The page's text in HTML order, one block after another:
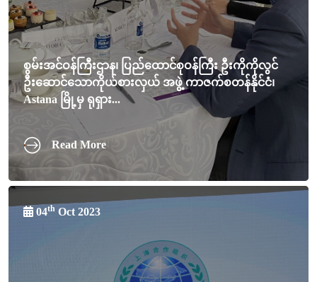
စွမ်းအင်ဝန်ကြီးဌာန၊ ပြည်ထောင်စုဝန်ကြီး ဦးကိုကိုလွင်
ဦးဆောင်သောကိုယ်စားလှယ် အဖွဲ့ ကာဇက်စတန်နိုင်ငံ၊
Astana မြို့မှ ရုရှား...
Read More
04th Oct 2023